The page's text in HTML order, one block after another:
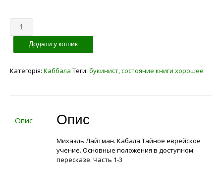
Кількість
Додати у кошик
Категорія: Каббала Теги: букинист,состояние книги хорошее
Опис Опис
Михаэль Лайтман. Кабала Тайное еврейское
учение. Основные положения в доступном
пересказе. Часть 1-3